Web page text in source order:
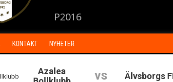
P2016
KONTAKT NYHETER
Azalea
vs Älvsborgs